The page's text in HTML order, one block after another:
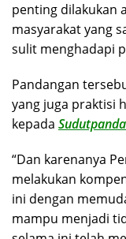
penting dilakukan
masyarakat yang
sulit menghadapi
Pandangan
yang juga praktisi
kepada
“Dan karenanya
melakukan
ini dengan
mampu menjadi